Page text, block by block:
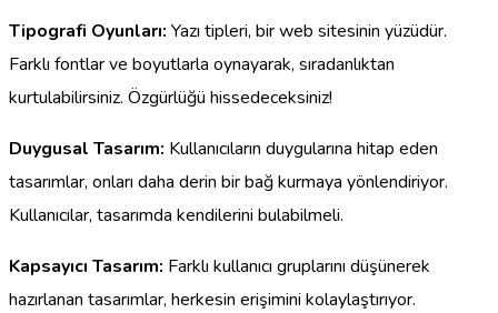
Tipografi Oyunları: Yazı tipleri, bir web sitesinin yüzüdür.
Farklı fontlar ve boyutlarla oynayarak, sıradanlıktan
kurtulabilirsiniz. Özgürlüğü hissedeceksiniz!
Duygusal Tasarım: Kullanıcıların duygularına hitap eden
tasarımlar, onları daha derin bir bağ kurmaya yönlendiriyor.
Kullanıcılar, tasarımda kendilerini bulabilmeli.
Kapsayıcı Tasarım: Farklı kullanıcı gruplarını düşünerek
hazırlanan tasarımlar, herkesin erişimini kolaylaştırıyor.